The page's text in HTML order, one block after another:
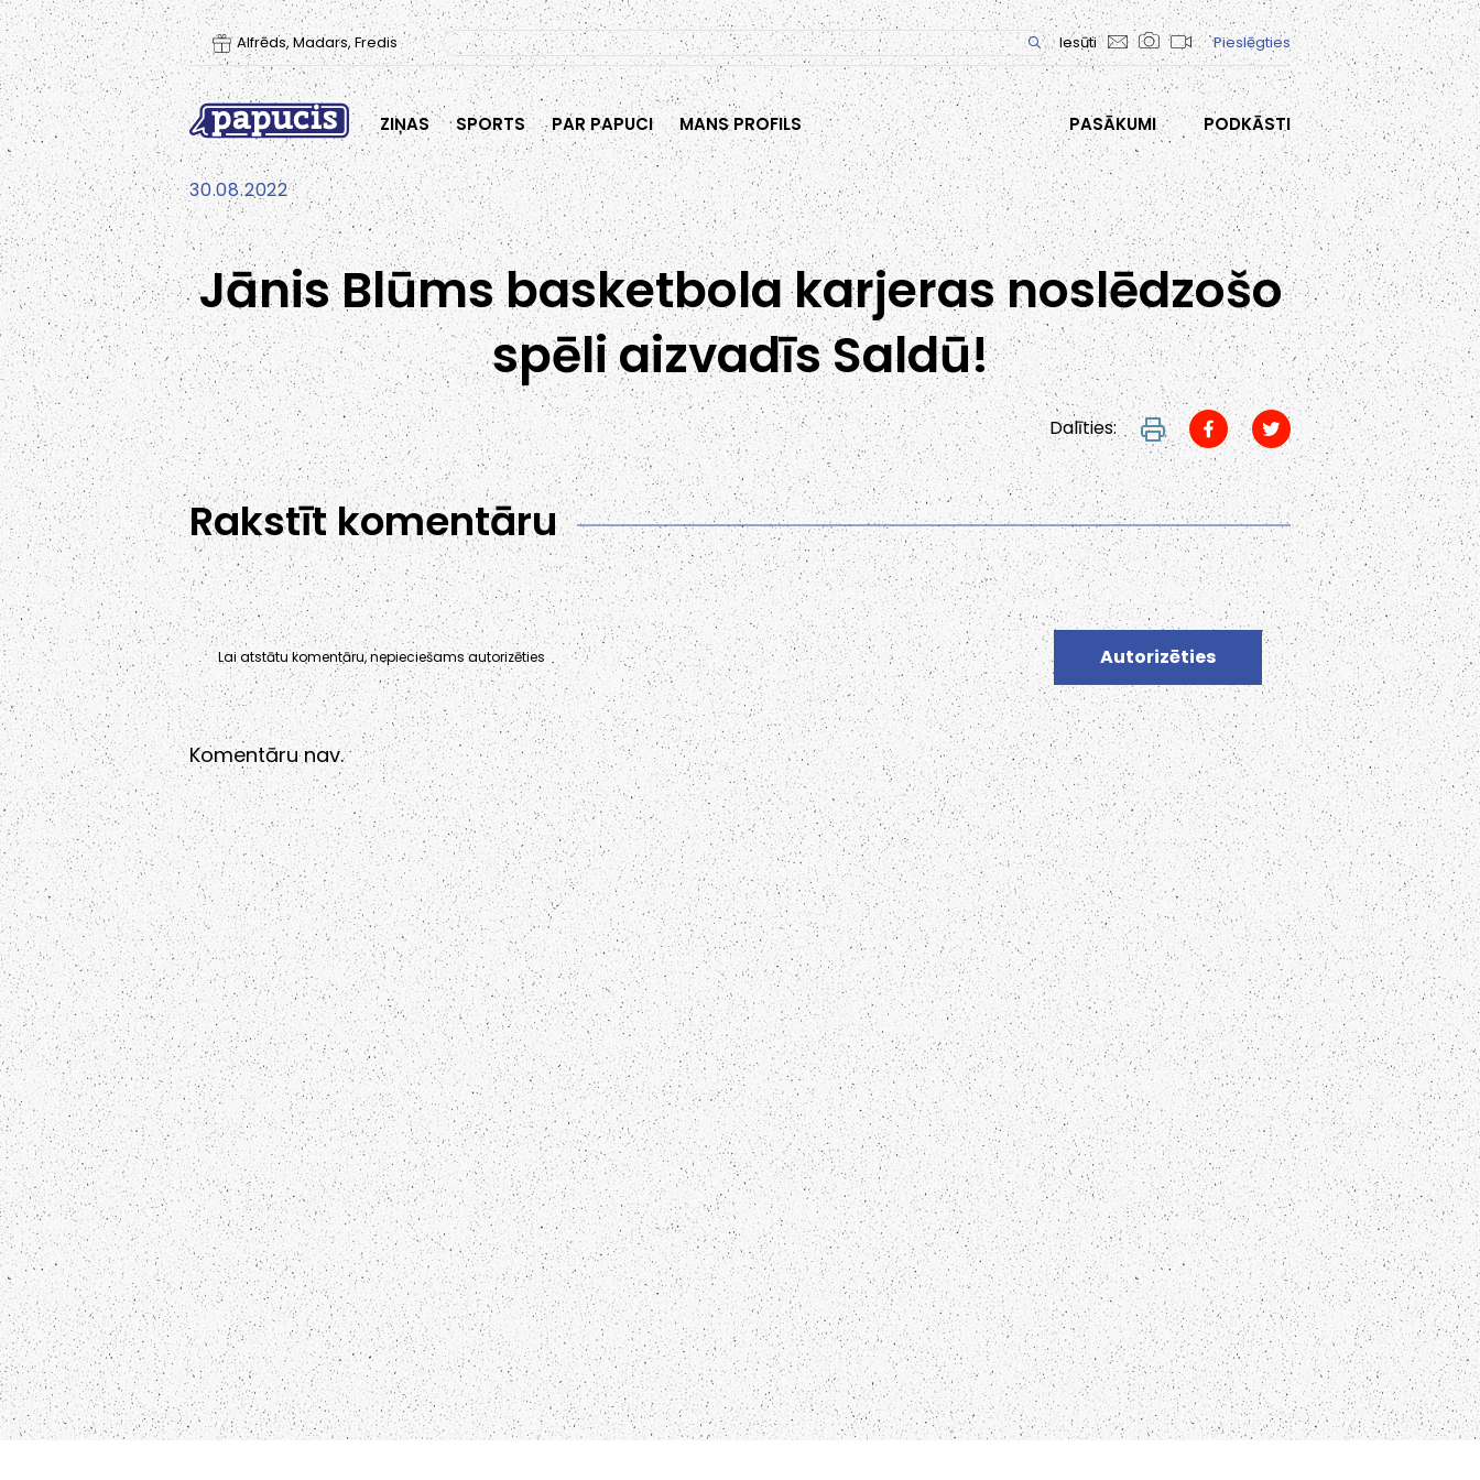
Alfrēds, Madars, Fredis Iesūti Pieslēgties
ZIŅAS SPORTS PAR PAPUCI MANS PROFILS PASĀKUMI PODKĀSTI
30.08.2022
Jānis Blūms basketbola karjeras noslēdzošo
spēli aizvadīs Saldū!
Dalīties:
Rakstīt komentāru
Lai atstātu komentāru, nepieciešams autorizēties Autorizēties
Komentāru nav.